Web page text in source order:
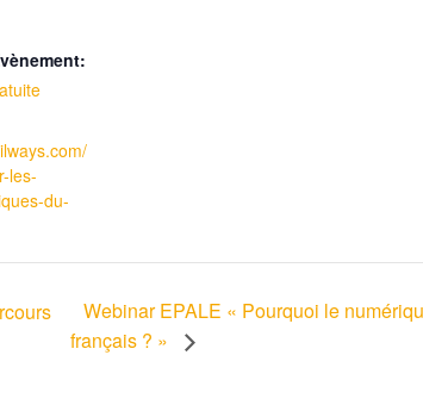
les-
du-
Webinar EPALE « Pourquoi le
français ? »